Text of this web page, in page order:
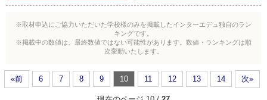
※取材申込にご協力いただいた学校様のみを掲載したインターエデュ独自のラン
キングです。
※掲載中の数値は、最終数値ではない可能性があります。数値・ランキングは順
次変動いたします。
«前 6 7 8 9 10 11 12 13 14 次»